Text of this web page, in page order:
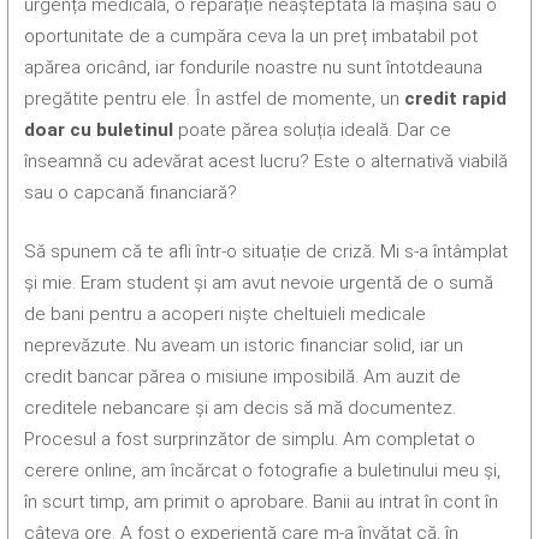
urgență medicală, o reparație neașteptată la mașină sau o
oportunitate de a cumpăra ceva la un preț imbatabil pot
apărea oricând, iar fondurile noastre nu sunt întotdeauna
pregătite pentru ele. În astfel de momente, un credit rapid
doar cu buletinul poate părea soluția ideală. Dar ce
înseamnă cu adevărat acest lucru? Este o alternativă viabilă
sau o capcană financiară?
Să spunem că te afli într-o situație de criză. Mi s-a întâmplat
și mie. Eram student și am avut nevoie urgentă de o sumă
de bani pentru a acoperi niște cheltuieli medicale
neprevăzute. Nu aveam un istoric financiar solid, iar un
credit bancar părea o misiune imposibilă. Am auzit de
creditele nebancare și am decis să mă documentez.
Procesul a fost surprinzător de simplu. Am completat o
cerere online, am încărcat o fotografie a buletinului meu și,
în scurt timp, am primit o aprobare. Banii au intrat în cont în
câteva ore. A fost o experiență care m-a învățat că, în